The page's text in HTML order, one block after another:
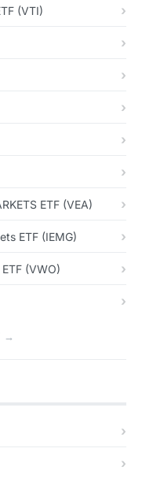
(VTI)
ETF (VEA)
ETF (IEMG)
(VWO)
→